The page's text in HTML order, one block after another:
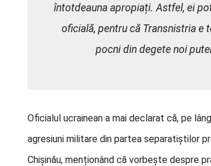
întotdeauna apropiați. Astfel, ei
oficială, pentru că Transnistria e
pocni din degete noi
Oficialul ucrainean a mai declarat că, pe
agresiuni militare din partea separatiștilor
Chișinău, menționând că vorbește despre